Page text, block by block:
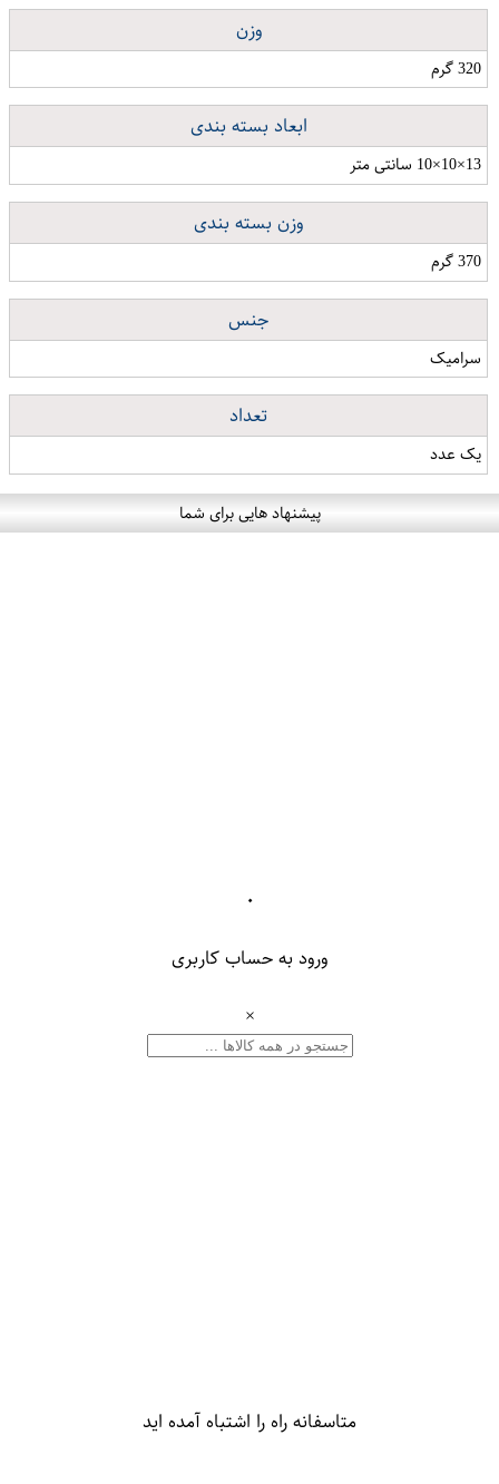
وزن
320 گرم
ابعاد بسته بندی
13×10×10 سانتی متر
وزن بسته بندی
370 گرم
جنس
سرامیک
تعداد
یک عدد
پیشنهاد هایی برای شما
۰
ورود به حساب کاربری
×
متاسفانه راه را اشتباه آمده اید